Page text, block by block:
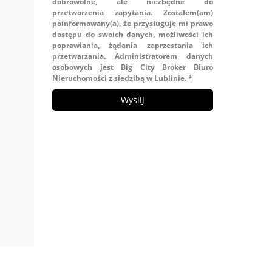
przetworzenia zapytania. Zostałem(am)
poinformowany(a), że przysługuje mi prawo
dostępu do swoich danych, możliwości ich
poprawiania, żądania zaprzestania ich
przetwarzania. Administratorem danych
osobowych jest Big City Broker Biuro
Nieruchomości z siedzibą w Lublinie. *